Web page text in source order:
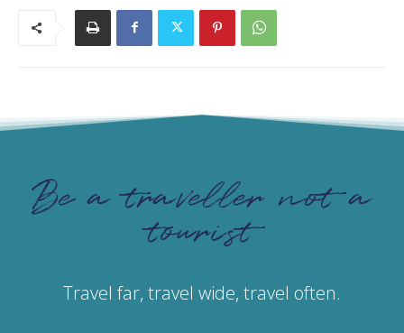
Be a traveller not a
tourist
Travel far, travel wide, travel often.